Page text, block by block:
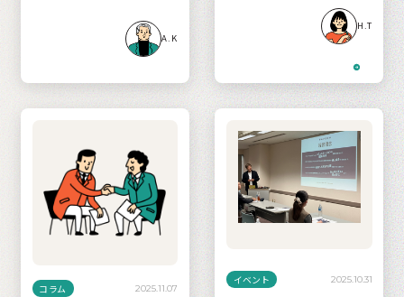
A.K
H.T
コラム 2025.11.07
イベント 2025.10.31